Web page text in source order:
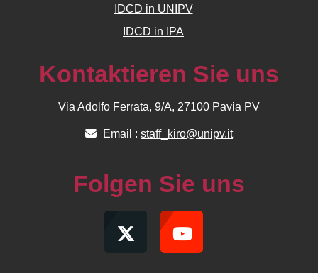
IDCD in UNIPV
IDCD in IPA
Kontaktieren Sie uns
Via Adolfo Ferrata, 9/A, 27100 Pavia PV
Email : staff_kiro@unipv.it
Folgen Sie uns